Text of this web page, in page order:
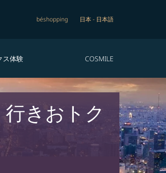
béshopping 日本- 日本語
ス体験 COSMILE
きおトク